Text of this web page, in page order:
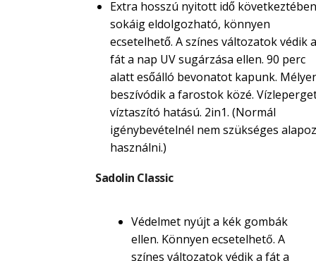
Extra hosszú nyitott idő következtében
sokáig eldolgozható, könnyen
ecsetelhető. A színes változatok védik a
fát a nap UV sugárzása ellen. 90 perc
alatt esőálló bevonatot kapunk.
beszívódik a farostok közé.
víztaszító hatású. 2in1. (Normál
igénybevételnél nem szükséges
használni.)
Sadolin Classic
Védelmet nyújt a kék gombák
ellen. Könnyen ecsetelhető. A
színes változatok védik a fát a